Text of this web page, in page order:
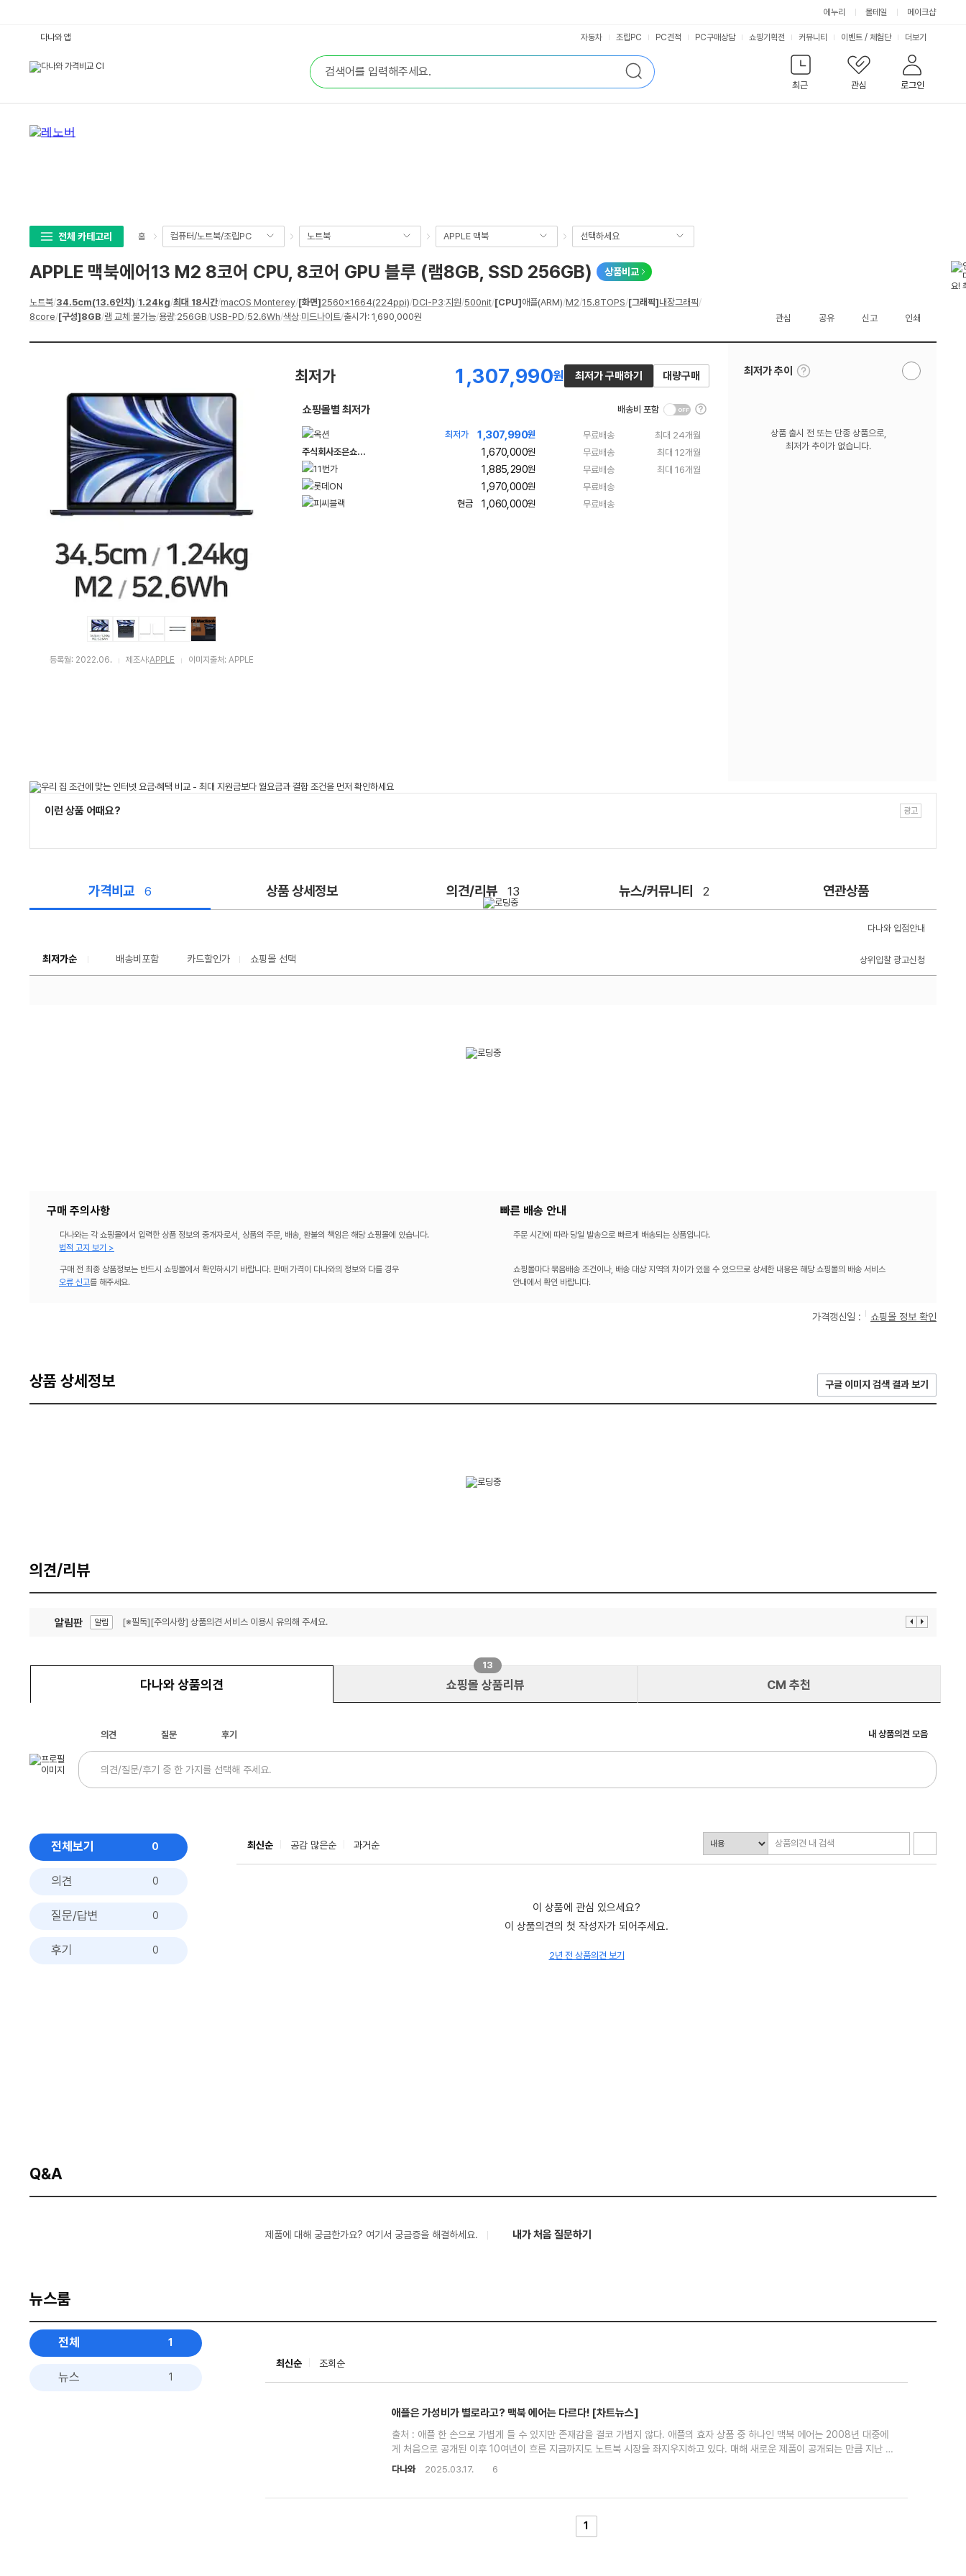
에누리 몰테일
메이크샵
합
검
색
검
색
최근
관심 로그인
다나와 앱 자동차 조립PC PC견적 PC구매상담 쇼핑기획전 커뮤니티 이벤트 / 체험단 서
비
스
더보기
전체 카테고리 홈 컴퓨터/노트북/조립PC 노트북 APPLE 맥북 선택하세요
APPLE 맥북에어13 M2 8코어 CPU, 8코어 GPU 블루 (램8GB, SSD 256GB) 상품비교
상
세
스
노트북/34.5cm(13.6인치)/1.24kg/최대 18시간/macOS Monterey/[화면]2560x1664(224ppi)/DCI-P3:지원/500nit/[CPU]애플(ARM)/M2/15.8TOPS/[그래픽]내장그래픽/
8core/[구성]8GB/램 교체 :불가능/용량:256GB/USB-PD/52.6Wh/색상:미드나이트/출시가: 1,690,000원 관심 공유 신고 인쇄
등록월: 2022.06. 제조사:APPLE 이미지출처: APPLE
최저가 1,307,990원 최저가 구매하기 대량구매
쇼핑몰별 최저가 배송비 포함
툴
팁
보
기
최저가 1,307,990원
빠
배
송
무료배송
최대 24개월
주식회사조은쇼핑2015
1,670,000원 무료배송 최대 12개월
1,885,290원 무료배송 최대 16개월
1,970,000원
무료배송
현금
1,060,000원 무료배송
최저가 추이
툴
팁
알
상품 출시 전 또는 단종 상품으로,
최저가 추이가 없습니다.
이런 상품 어때요?
가격비교 6 상품 상세정보 의견/리뷰 13 뉴스/커뮤니티 2 연관상품
다나와 입점안내
최저가순 배송비포함 카드할인가 쇼핑몰 선택 상위입찰 광고신청
구매 주의사항
다나와는 각 쇼핑몰에서 입력한 상품 정보의 중개자로서, 상품의 주문, 배송, 환불의 책임은 해당 쇼핑몰에 있습니다.
법적 고지 보기 >
구매 전 최종 상품정보는 반드시 쇼핑몰에서 확인하시기 바랍니다. 판매 가격이 다나와의 정보와 다를 경우
오류 신고를 해주세요.
빠른 배송 안내
주문 시간에 따라 당일 발송으로 빠르게 배송되는 상품입니다.
쇼핑몰마다 묶음배송 조건이나, 배송 대상 지역의 차이가 있을 수 있으므로 상세한 내용은 해당 쇼핑몰의 배송 서비스
안내에서 확인 바랍니다.
가격갱신일 : 쇼핑몰 정보 확인
상품 상세정보 구글 이미지 검색 결과 보기
의견/리뷰
알림판 알림 [※필독][주의사항] 상품의견 서비스 이용시 유의해 주세요.
이 다
다나와 상품의견 쇼핑몰 상품리뷰
13
CM 추천
내 상품의견 모음
의견 질문 후기
전체보기 0
의견 0
질문/답변 0
후기 0
최신순 공감 많은순 과거순
이 상품에 관심 있으세요?
이 상품의견의 첫 작성자가 되어주세요.
2년 전 상품의견 보기
Q&A
제품에 대해 궁금한가요? 여기서 궁금증을 해결하세요. 내가 처음 질문하기
뉴스룸
전체 1
뉴스 1
최신순 조회순
애플은 가성비가 별로라고? 맥북 에어는 다르다! [차트뉴스]
출처 : 애플 한 손으로 가볍게 들 수 있지만 존재감을 결코 가볍지 않다. 애플의 효자 상품 중 하나인 맥북 에어는 2008년 대중에
게 처음으로 공개된 이후 10여년이 흐른 지금까지도 노트북 시장을 좌지우지하고 있다. 매해 새로운 제품이 공개되는 만큼 지난 2
024년 'M3 에어' 출시에 이어 2025년 3월, 'M4 에어'가 새롭게 시장에 발을 내딛었다. 다나와 리서치를 통해 맥북 에어의 최신
출시되었기 때문으로 추측해 볼 수 있다. M2 에어는 기존 실버, 스페이스 그레이 색상 외 스타라이트, 미드나이트 색상이 더해졌으
며 15인치 모델도 추가되었다. 무엇보다 꽤나 준수한 M 시리즈 칩셋 성능과 가격 동결로 인한 가성비까지 챙길 수 있으니 판매량
다나와 2025.03.17. 6
1